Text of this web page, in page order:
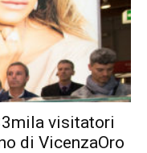
visitatori
di VicenzaOro